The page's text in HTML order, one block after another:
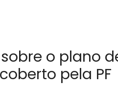
o plano
pela PF